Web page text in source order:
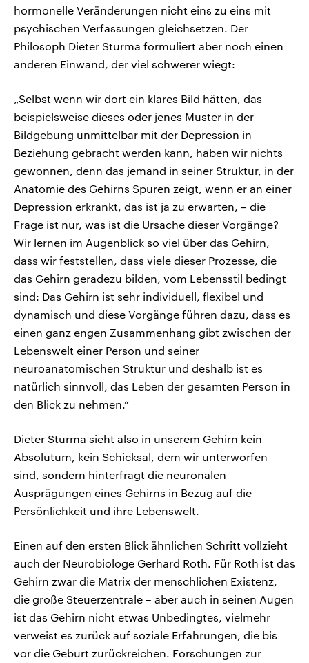
hormonelle Veränderungen nicht eins zu eins mit
psychischen Verfassungen gleichsetzen. Der
Philosoph Dieter Sturma formuliert aber noch einen
anderen Einwand, der viel schwerer wiegt:
„Selbst wenn wir dort ein klares Bild hätten, das
beispielsweise dieses oder jenes Muster in der
Bildgebung unmittelbar mit der Depression in
Beziehung gebracht werden kann, haben wir nichts
gewonnen, denn das jemand in seiner Struktur, in der
Anatomie des Gehirns Spuren zeigt, wenn er an einer
Depression erkrankt, das ist ja zu erwarten, – die
Frage ist nur, was ist die Ursache dieser Vorgänge?
Wir lernen im Augenblick so viel über das Gehirn,
dass wir feststellen, dass viele dieser Prozesse, die
das Gehirn geradezu bilden, vom Lebensstil bedingt
sind: Das Gehirn ist sehr individuell, flexibel und
dynamisch und diese Vorgänge führen dazu, dass es
einen ganz engen Zusammenhang gibt zwischen der
Lebenswelt einer Person und seiner
neuroanatomischen Struktur und deshalb ist es
natürlich sinnvoll, das Leben der gesamten Person in
den Blick zu nehmen.“
Dieter Sturma sieht also in unserem Gehirn kein
Absolutum, kein Schicksal, dem wir unterworfen
sind, sondern hinterfragt die neuronalen
Ausprägungen eines Gehirns in Bezug auf die
Persönlichkeit und ihre Lebenswelt.
Einen auf den ersten Blick ähnlichen Schritt vollzieht
auch der Neurobiologe Gerhard Roth. Für Roth ist das
Gehirn zwar die Matrix der menschlichen Existenz,
die große Steuerzentrale – aber auch in seinen Augen
ist das Gehirn nicht etwas Unbedingtes, vielmehr
verweist es zurück auf soziale Erfahrungen, die bis
vor die Geburt zurückreichen. Forschungen zur